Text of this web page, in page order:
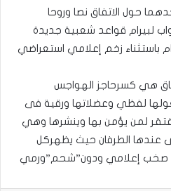
حول الاتفاق نصا وروحا
لبيرام قواعد شعبية جديدة
باستثناء زخم إعلامي استعراضي
هي كسرحاجز الهواجس
لفظي وعضلاتها ورقية فى
لمن يؤمن بها وينشرها وهي
الطرفان حيث يظهركل
صخب إعلامي ودون”شحم”ورمي